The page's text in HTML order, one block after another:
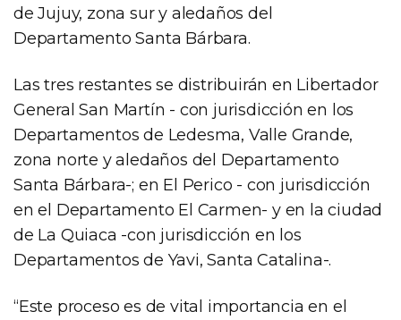
de Jujuy, zona sur y aledaños del
Departamento Santa Bárbara.
Las tres restantes se distribuirán en Libertador
General San Martín - con jurisdicción en los
Departamentos de Ledesma, Valle Grande,
zona norte y aledaños del Departamento
Santa Bárbara-; en El Perico - con jurisdicción
en el Departamento El Carmen- y en la ciudad
de La Quiaca -con jurisdicción en los
Departamentos de Yavi, Santa Catalina-.
“Este proceso es de vital importancia en el